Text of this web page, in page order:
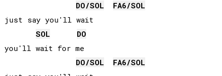
DO/SOL FA6/SOL
just say you'll wait
SOL
DO
you'll wait for me
DO/SOL FA6/SOL